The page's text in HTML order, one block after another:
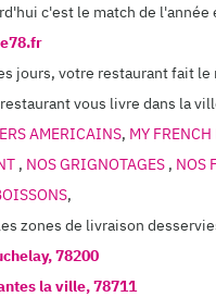
c'est le match de
jours, votre restaurant fait le
vous livre dans la
AMERICAINS, MY
, NOS GRIGNOTAGES , NOS
,
zones de livraison
,78200
la ville,78711